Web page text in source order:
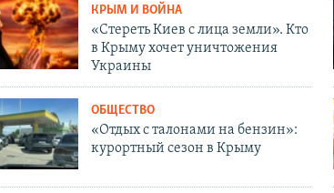
КРЫМ И ВОЙНА
«Стереть Киев с лица земли». Кто
в Крыму хочет уничтожения
Украины
ОБЩЕСТВО
«Отдых с талонами на бензин»:
курортный сезон в Крыму